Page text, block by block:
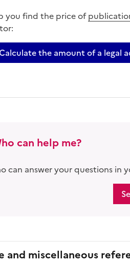
you find the price of
the amount of a legal
can help me?
can answer your questions in
and miscellaneous